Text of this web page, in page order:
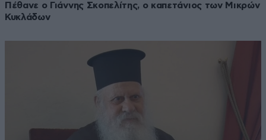
Πέθανε ο Γιάννης Σκοπελίτης, ο καπετάνιος των Μικρών
Κυκλάδων